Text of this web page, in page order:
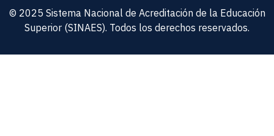
© 2025 Sistema Nacional de Acreditación de la Educación
Superior (SINAES). Todos los derechos reservados.